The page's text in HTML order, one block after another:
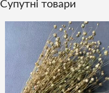
Супутні товари